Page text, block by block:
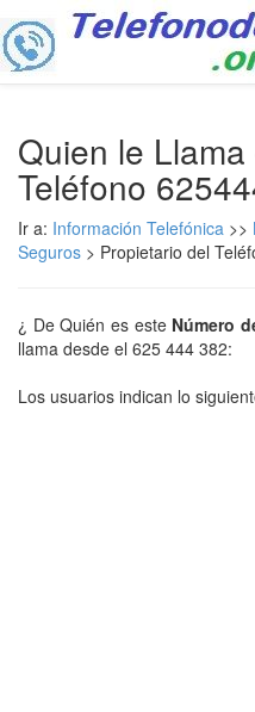
Quien le
Teléfono
Ir a: Información Telefónica >>
Seguros > Propietario del
¿ De Quién es este Número
llama desde el 625 444 382:
Los usuarios indican lo